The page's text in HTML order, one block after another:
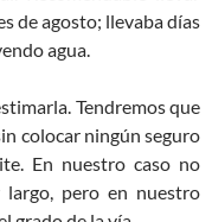
de agosto; llevaba días
agua.
Tendremos que
colocar ningún seguro
En nuestro caso no
largo, pero en nuestro